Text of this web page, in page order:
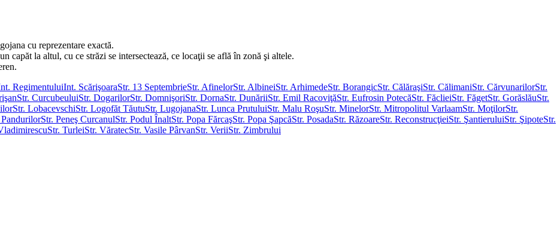
cu reprezentare exactă.
capăt la altul, cu ce străzi se intersectează, ce locaţii se află în zonă şi altele.
RegimentuluiInt. ScărişoaraStr. 13 SeptembrieStr. AfinelorStr. AlbineiStr. ArhimedeStr. BorangicStr. CălăraşiStr. CălimaniStr. CărvunarilorStr.
Str. CurcubeuluiStr. DogarilorStr. DomnişoriStr. DornaStr. DunăriiStr. Emil RacoviţăStr. Eufrosin PotecăStr. FăclieiStr. FăgetStr. GorăslăuStr.
Str. LobacevschiStr. Logofăt TăutuStr. LugojanaStr. Lunca PrutuluiStr. Malu RoşuStr. MinelorStr. Mitropolitul VarlaamStr. MoţilorStr.
PandurilorStr. Peneş CurcanulStr. Podul ÎnaltStr. Popa FărcaşStr. Popa ŞapcăStr. PosadaStr. RăzoareStr. ReconstrucţieiStr. ŞantieruluiStr. ŞipoteStr.
Str. TurleiStr. VăratecStr. Vasile PârvanStr. VeriiStr. Zimbrului